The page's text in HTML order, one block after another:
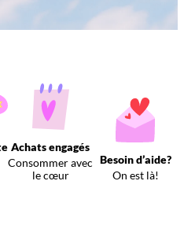
Achats engagés
Consommer avec
le cœur
Besoin d’aide?
On est là!